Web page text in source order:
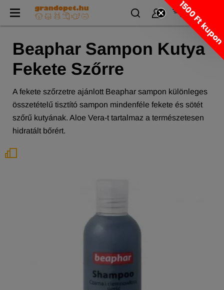
Beaphar Sampon Kutya
Fekete Szőrre
A fekete szőrzetre ajánlott Beaphar sampon különleges
összetételű tisztító sampon mindenféle fekete és sötét
szőrű kutyának. Aloe Vera-t tartalmaz a természetesen
hidratált bőrért.
1500 Ft